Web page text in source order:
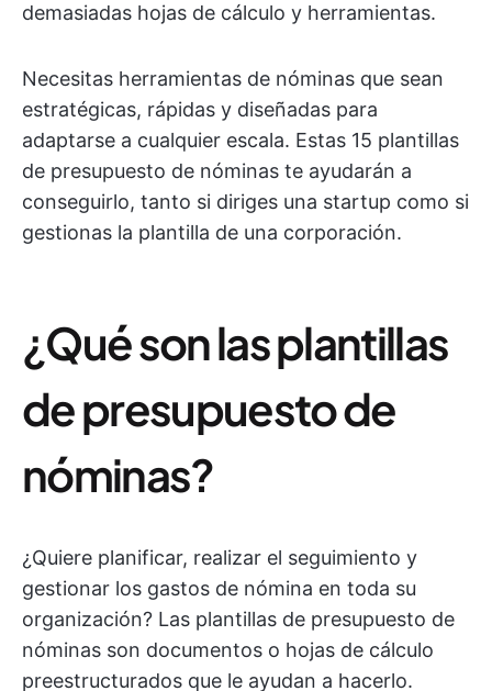
demasiadas hojas de cálculo y herramientas.
Necesitas herramientas de nóminas que sean
estratégicas, rápidas y diseñadas para
adaptarse a cualquier escala. Estas 15 plantillas
de presupuesto de nóminas te ayudarán a
conseguirlo, tanto si diriges una startup como si
gestionas la plantilla de una corporación.
¿Qué son las plantillas
de presupuesto de
nóminas?
¿Quiere planificar, realizar el seguimiento y
gestionar los gastos de nómina en toda su
organización? Las plantillas de presupuesto de
nóminas son documentos o hojas de cálculo
preestructurados que le ayudan a hacerlo.